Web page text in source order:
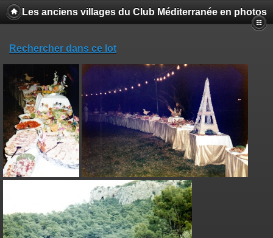
Les anciens villages du Club Méditerranée en photos
Rechercher dans ce lot